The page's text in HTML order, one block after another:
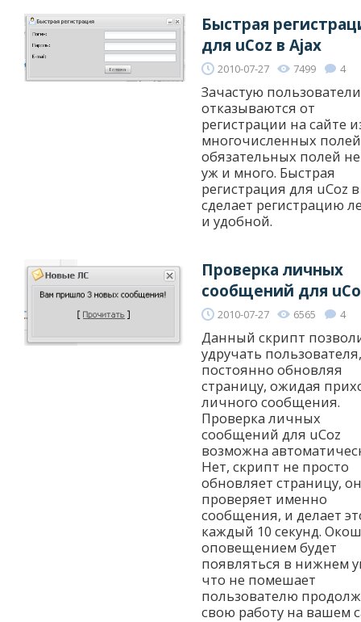
Быстрая
для uCoz в Ajax
2010-07-27 7499 4
Зачастую пользователи
отказываются от
регистрации на сайте
многочисленных
обязательных полей
уж и много. Быстрая
регистрация для uCoz
сделает регистрацию
и удобной.
Проверка личных
сообщений для
2010-07-27 6565 4
Данный скрипт
удручать пользователя,
постоянно обновляя
страницу, ожидая
личного сообщения.
Проверка личных
сообщений для uCoz
возможна
Нет, скрипт не просто
обновляет страницу, он
проверяет именно
сообщения, и делает
каждый 10 секунд.
оповещением будет
появляться в нижнем
что не помешает
пользователю
свою работу на вашем